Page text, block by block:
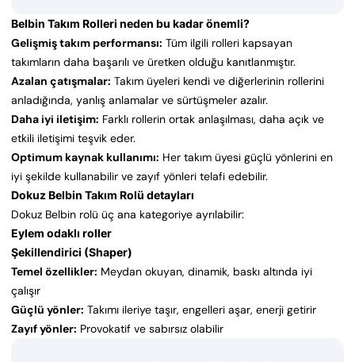
Belbin Takım Rolleri neden bu kadar önemli?
Gelişmiş takım performansı: Tüm ilgili rolleri kapsayan
takımların daha başarılı ve üretken olduğu kanıtlanmıştır.
Azalan çatışmalar: Takım üyeleri kendi ve diğerlerinin rollerini
anladığında, yanlış anlamalar ve sürtüşmeler azalır.
Daha iyi iletişim: Farklı rollerin ortak anlaşılması, daha açık ve
etkili iletişimi teşvik eder.
Optimum kaynak kullanımı: Her takım üyesi güçlü yönlerini en
iyi şekilde kullanabilir ve zayıf yönleri telafi edebilir.
Dokuz Belbin Takım Rolü detayları
Dokuz Belbin rolü üç ana kategoriye ayrılabilir:
Eylem odaklı roller
Şekillendirici (Shaper)
Temel özellikler: Meydan okuyan, dinamik, baskı altında iyi
çalışır
Güçlü yönler: Takımı ileriye taşır, engelleri aşar, enerji getirir
Zayıf yönler: Provokatif ve sabırsız olabilir